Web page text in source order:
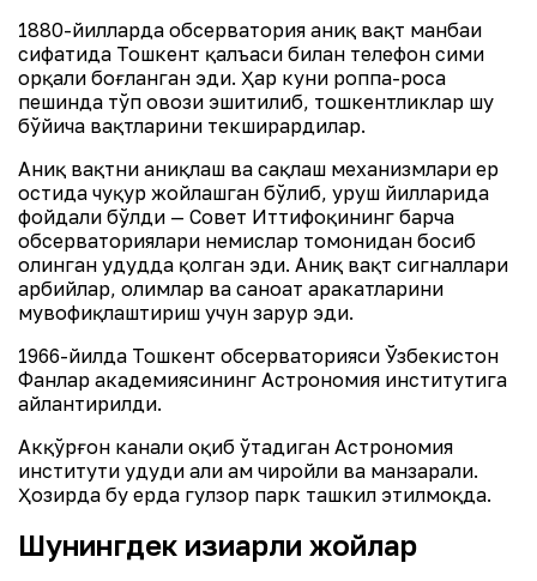
1880-йилларда обсерватория аниқ вақт манбаи
сифатида Тошкент қалъаси билан телефон сими
орқали боғланган эди. Ҳар куни роппа-роса
пешинда тўп овози эшитилиб, тошкентликлар шу
бўйича вақтларини текширардилар.
Аниқ вақтни аниқлаш ва сақлаш механизмлари ер
остида чуқур жойлашган бўлиб, уруш йилларида
фойдали бўлди — Совет Иттифоқининг барча
обсерваториялари немислар томонидан босиб
олинган ҳудудда қолган эди. Аниқ вақт сигналлари
ҳарбийлар, олимлар ва саноат ҳаракатларини
мувофиқлаштириш учун зарур эди.
1966-йилда Тошкент обсерваторияси Ўзбекистон
Фанлар академиясининг Астрономия институтига
айлантирилди.
Акқўрғон канали оқиб ўтадиган Астрономия
институти ҳудуди ҳали ҳам чиройли ва манзарали.
Ҳозирда бу ерда гулзор парк ташкил этилмоқда.
Шунингдек қизиқарли жойлар